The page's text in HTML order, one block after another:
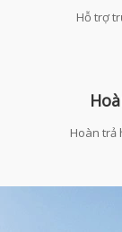
Hỗ trợ
Hoàn trả